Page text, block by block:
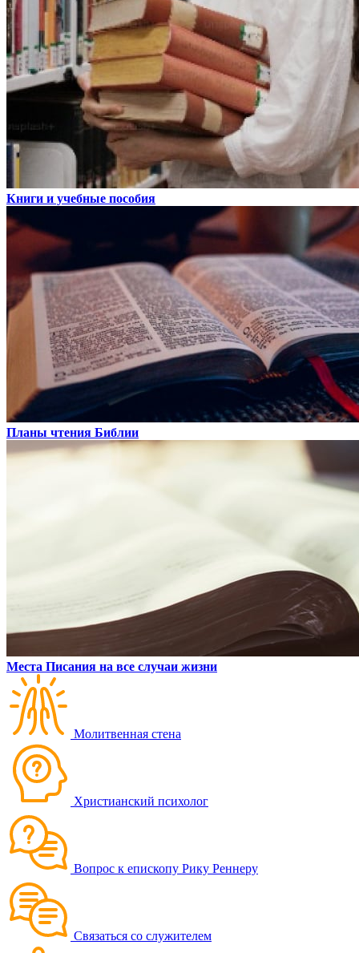
Книги и учебные пособия
Планы чтения Библии
Места Писания на все случаи жизни
Молитвенная стена
Христианский психолог
Вопрос к епископу Рику Реннеру
Связаться со служителем